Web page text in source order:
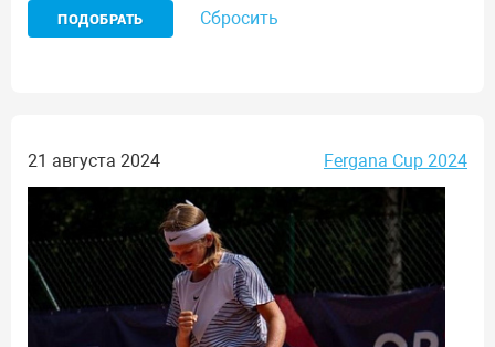
Сбросить
21 августа 2024 Fergana Cup 2024